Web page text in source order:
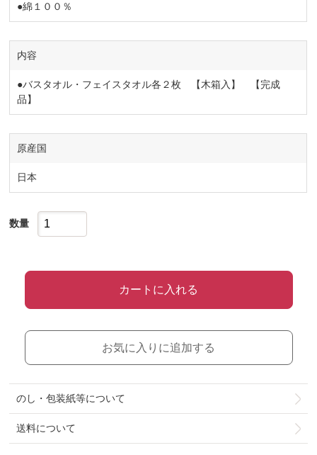
●綿１００％
内容
●バスタオル・フェイスタオル各２枚 【木箱入】 【完成
品】
原産国
日本
数量
カートに入れる
お気に入りに追加する
のし・包装紙等について
送料について